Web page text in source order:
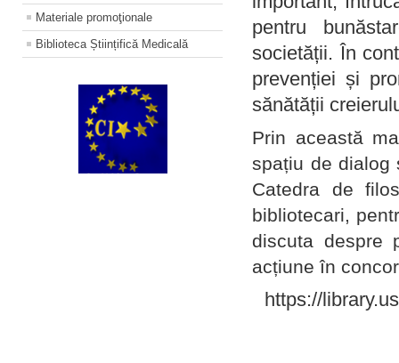
Materiale promoţionale
Biblioteca Științifică Medicală
pentru
societății. În
prevenției și
sănătății
Prin această
spațiu de dialog
Catedra de
bibliotecari,
discuta despre
acțiune în
https://